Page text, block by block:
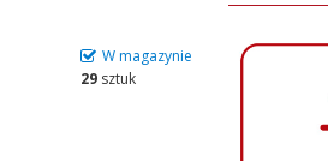
W magazynie
29 sztuk